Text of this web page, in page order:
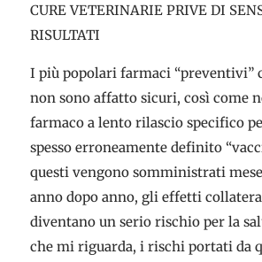
CURE VETERINARIE PRIVE DI
RISULTATI
I più popolari farmaci “preventivi”
non sono affatto sicuri, così come
farmaco a lento rilascio specifico
spesso erroneamente definito
questi vengono somministrati
anno dopo anno, gli effetti
diventano un serio rischio per la
che mi riguarda, i rischi portati da